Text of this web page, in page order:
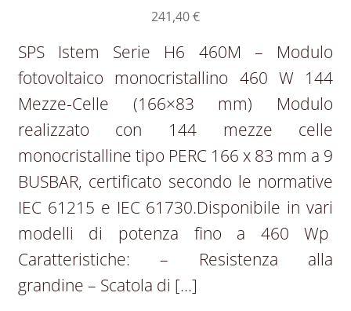
241,40€
SPS Istem Serie H6 460M – Modulo
fotovoltaico monocristallino 460 W 144
Mezze-Celle (166×83 mm) Modulo
realizzato con 144 mezze celle
monocristalline tipo PERC 166 x 83 mm a 9
BUSBAR, certificato secondo le normative
IEC 61215 e IEC 61730.Disponibile in vari
modelli di potenza fino a 460 Wp
Caratteristiche: – Resistenza alla
grandine – Scatola di […]